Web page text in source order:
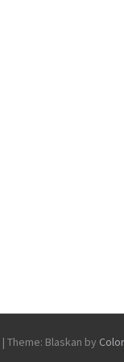
| Theme: Blaskan by